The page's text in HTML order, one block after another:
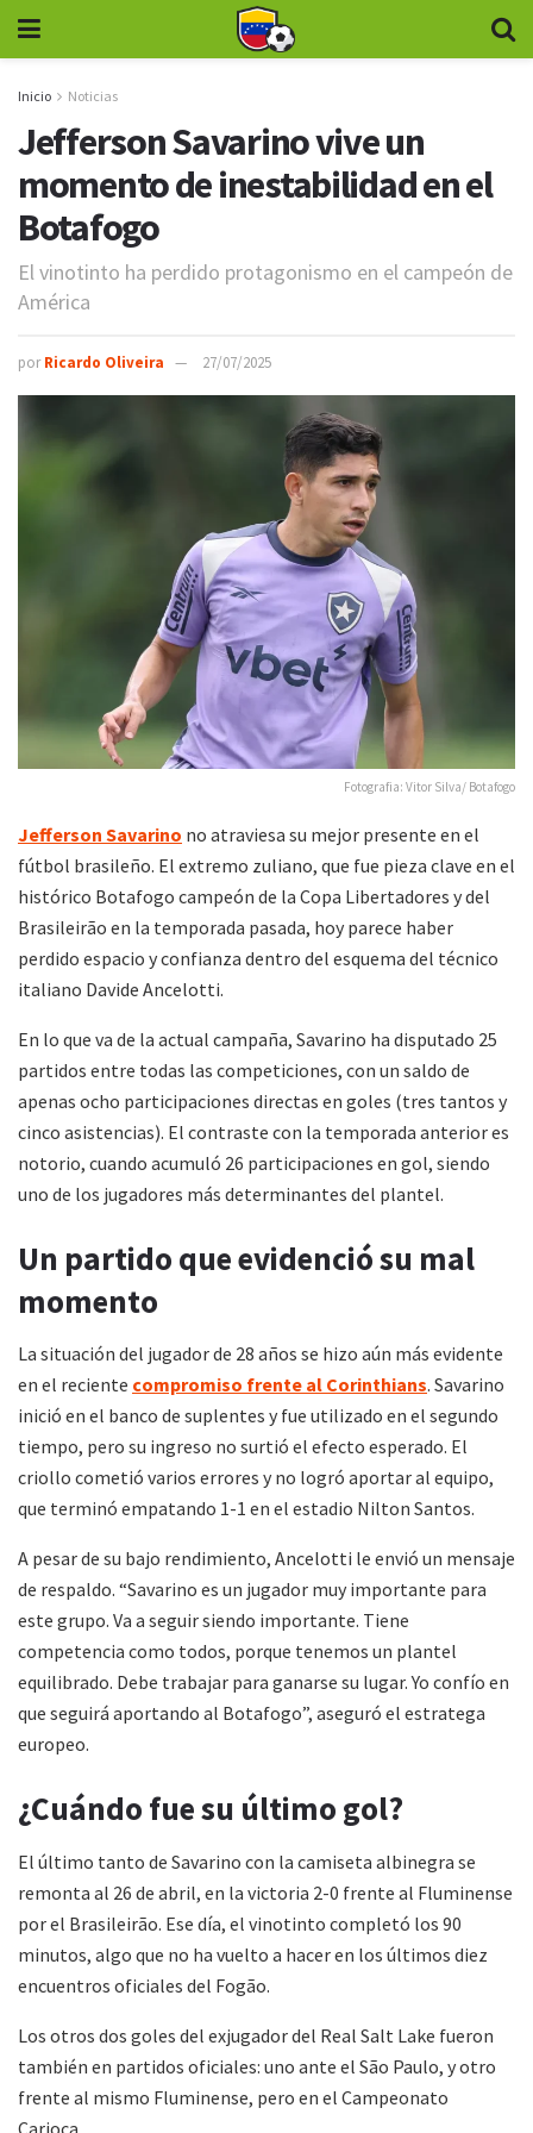
Inicio Noticias
Jefferson Savarino vive un
momento de inestabilidad en el
Botafogo
El vinotinto ha perdido protagonismo en el campeón de
América
por Ricardo Oliveira 27/07/2025
Fotografia: Vitor Silva/ Botafogo
Jefferson Savarino no atraviesa su mejor presente en el
fútbol brasileño. El extremo zuliano, que fue pieza clave en el
histórico Botafogo campeón de la Copa Libertadores y del
Brasileirão en la temporada pasada, hoy parece haber
perdido espacio y confianza dentro del esquema del técnico
italiano Davide Ancelotti.
En lo que va de la actual campaña, Savarino ha disputado 25
partidos entre todas las competiciones, con un saldo de
apenas ocho participaciones directas en goles (tres tantos y
cinco asistencias). El contraste con la temporada anterior es
notorio, cuando acumuló 26 participaciones en gol, siendo
uno de los jugadores más determinantes del plantel.
Un partido que evidenció su mal
momento
La situación del jugador de 28 años se hizo aún más evidente
en el reciente compromiso frente al Corinthians. Savarino
inició en el banco de suplentes y fue utilizado en el segundo
tiempo, pero su ingreso no surtió el efecto esperado. El
criollo cometió varios errores y no logró aportar al equipo,
que terminó empatando 1-1 en el estadio Nilton Santos.
A pesar de su bajo rendimiento, Ancelotti le envió un mensaje
de respaldo. “Savarino es un jugador muy importante para
este grupo. Va a seguir siendo importante. Tiene
competencia como todos, porque tenemos un plantel
equilibrado. Debe trabajar para ganarse su lugar. Yo confío en
que seguirá aportando al Botafogo”, aseguró el estratega
europeo.
¿Cuándo fue su último gol?
El último tanto de Savarino con la camiseta albinegra se
remonta al 26 de abril, en la victoria 2-0 frente al Fluminense
por el Brasileirão. Ese día, el vinotinto completó los 90
minutos, algo que no ha vuelto a hacer en los últimos diez
encuentros oficiales del Fogão.
Los otros dos goles del exjugador del Real Salt Lake fueron
también en partidos oficiales: uno ante el São Paulo, y otro
frente al mismo Fluminense, pero en el Campeonato
Carioca.